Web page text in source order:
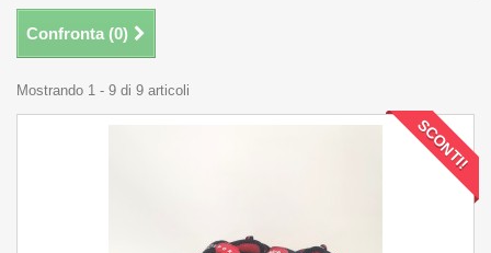
Confronta (0)
Mostrando 1 - 9 di 9 articoli
SCONTI!